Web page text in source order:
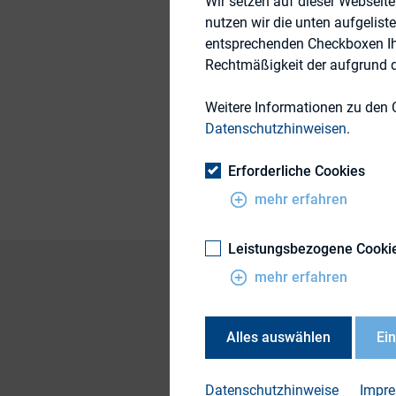
16. März 2015
Themengebiete
Das
zur Umsetzung
nutzen wir die unten
entsprechenden Checkboxen
Rechtmäßigkeit der aufgrund
Weitere Informationen zu den
Datenschutzhinweisen.
Erforderliche Cookies
mehr erfahren
Leistungsbezogene
mehr erfahren
Alles auswählen
Datenschutzhinweise